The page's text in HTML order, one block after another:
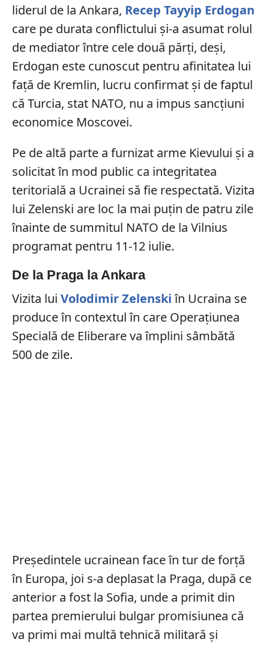
liderul de la Ankara, Recep Tayyip Erdogan
care pe durata conflictului și-a asumat rolul
de mediator între cele două părți, deși,
Erdogan este cunoscut pentru afinitatea lui
față de Kremlin, lucru confirmat și de faptul
că Turcia, stat NATO, nu a impus sancțiuni
economice Moscovei.
Pe de altă parte a furnizat arme Kievului și a
solicitat în mod public ca integritatea
teritorială a Ucrainei să fie respectată. Vizita
lui Zelenski are loc la mai puțin de patru zile
înainte de summitul NATO de la Vilnius
programat pentru 11-12 iulie.
De la Praga la Ankara
Vizita lui Volodimir Zelenskiîn Ucraina se
produce în contextul în care Operațiunea
Specială de Eliberare va împlini sâmbătă
500 de zile.
Președintele ucrainean face în tur de forță
în Europa, joi s-a deplasat la Praga, după ce
anterior a fost la Sofia, unde a primit din
partea premierului bulgar promisiunea că
va primi mai multă tehnică militară și